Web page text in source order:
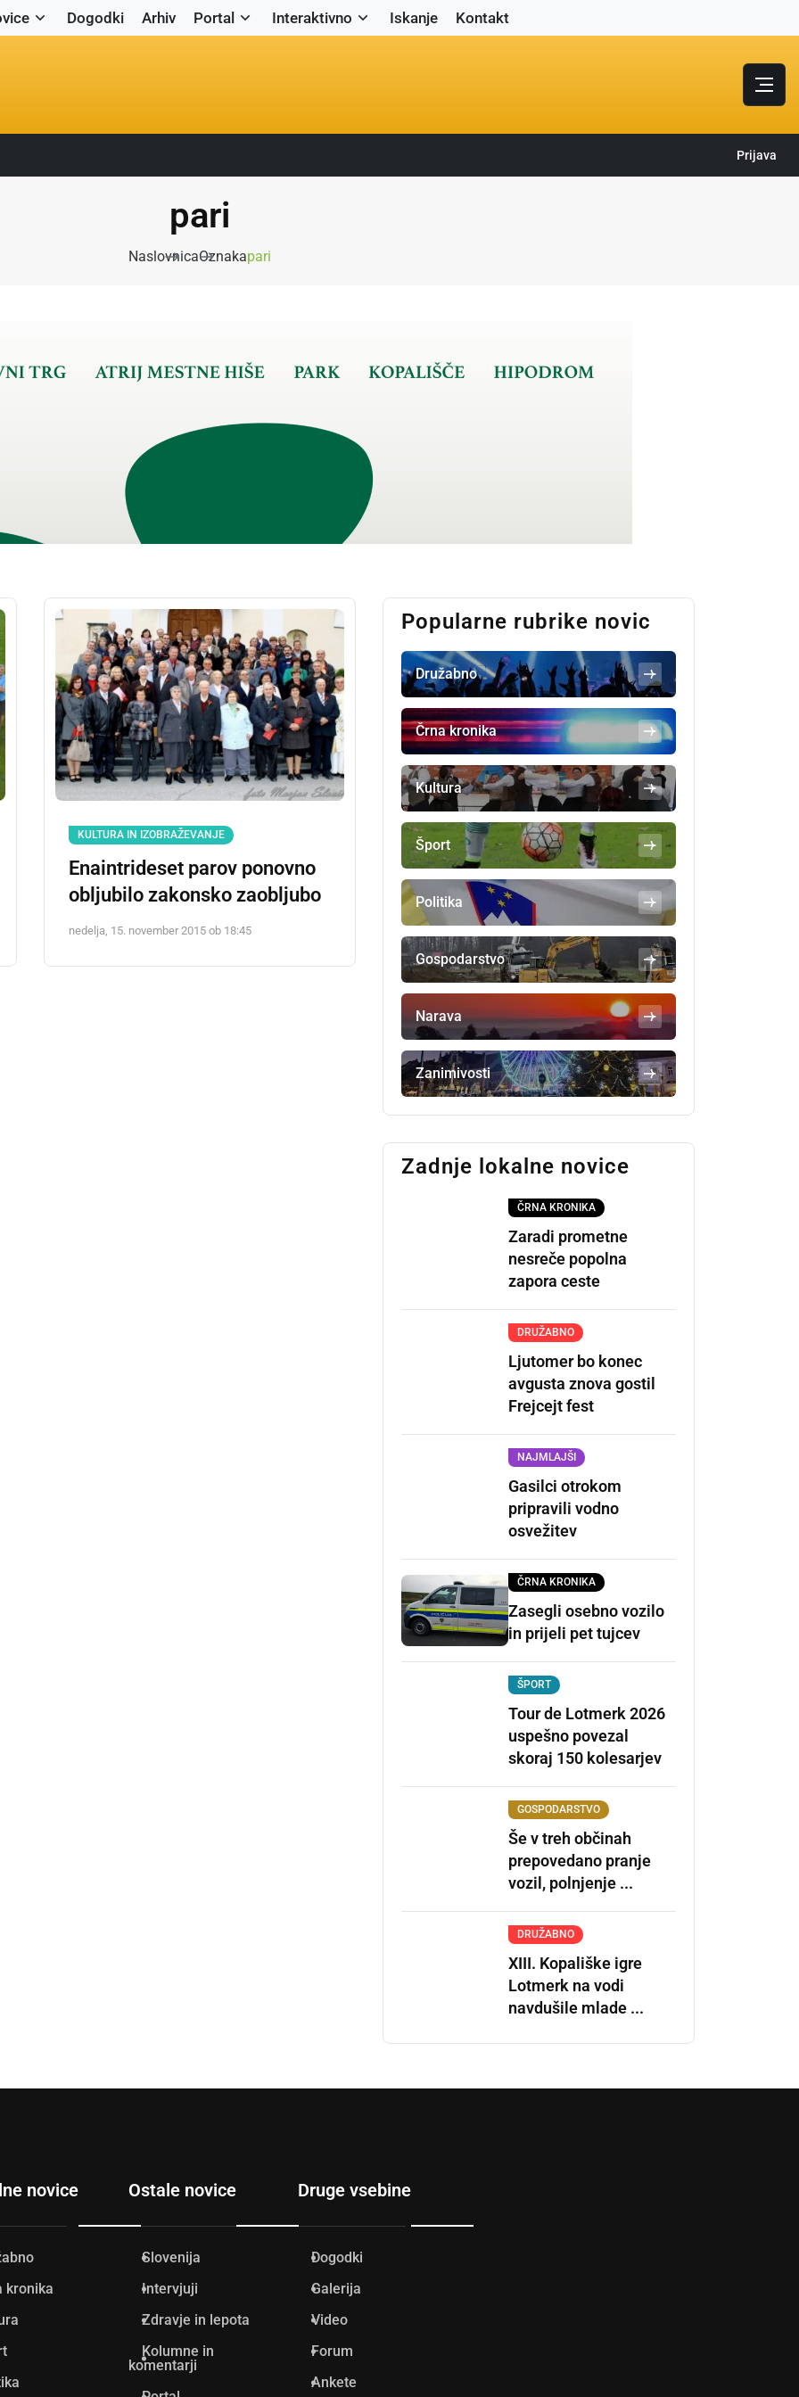
Dogodki Arhiv Portal Interaktivno Iskanje Kontakt
Prijava
pari
NaslovnicaOznakapari
KULTURA IN IZOBRAŽEVANJE
Enaintrideset parov ponovno
obljubilo zakonsko zaobljubo
nedelja, 15. november 2015 ob 18:45
Popularne rubrike novic
Družabno
Črna kronika
Kultura
Šport
Politika
Gospodarstvo
Narava
Zanimivosti
Zadnje lokalne novice
ČRNA KRONIKA
Zaradi prometne
nesreče popolna
zapora ceste
DRUŽABNO
Ljutomer bo konec
avgusta znova gostil
Frejcejt fest
NAJMLAJŠI
Gasilci otrokom
pripravili vodno
osvežitev
ČRNA KRONIKA
Zasegli osebno vozilo
in prijeli pet tujcev
ŠPORT
Tour de Lotmerk 2026
uspešno povezal
skoraj 150 kolesarjev
GOSPODARSTVO
Še v treh občinah
prepovedano pranje
vozil, polnjenje ...
DRUŽABNO
XIII. Kopališke igre
Lotmerk na vodi
navdušile mlade ...
novice
kronika
Ostale novice
Slovenija
Intervjuji
Zdravje in lepota
Kolumne in
komentarji
Druge vsebine
Dogodki
Galerija
Video
Forum
Ankete